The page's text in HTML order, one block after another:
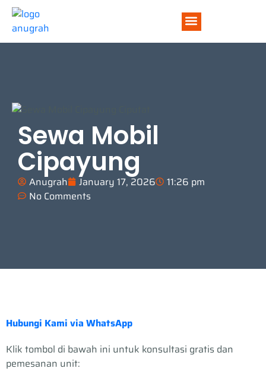
Sewa Mobil
Cipayung
Anugrah January 17, 2026
11:26 pm
No Comments
Klik tombol di bawah ini untuk konsultasi gratis dan
pemesanan unit:
Hubungi Kami via WhatsApp